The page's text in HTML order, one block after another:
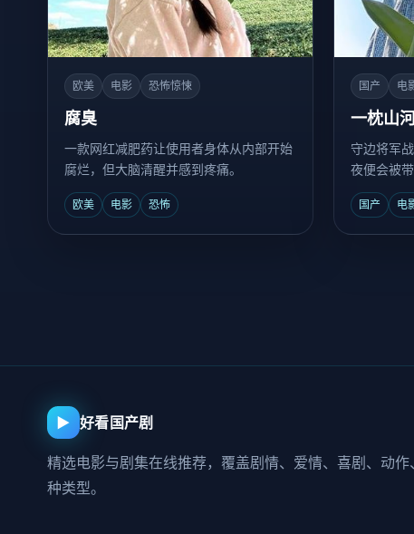
欧美 电影 恐怖惊悚
腐臭
一款网红减肥药让使用者身体从内部开始
腐烂，但大脑清醒并感到疼痛。
欧美 电影 恐怖
国产 电
一枕山
守边将军
夜便会被
国产 电
▶ 好看国产剧
精选电影与剧集在线推荐，覆盖剧情、爱情、喜剧、动作
种类型。